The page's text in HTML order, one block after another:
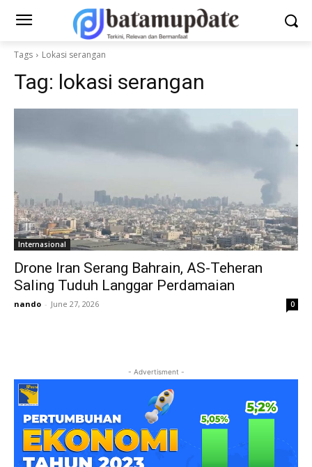
Tags Lokasi serangan
Tag: lokasi serangan
Internasional
Drone Iran Serang Bahrain, AS-Teheran
Saling Tuduh Langgar Perdamaian
nando - June 27, 2026 0
- Advertisment -